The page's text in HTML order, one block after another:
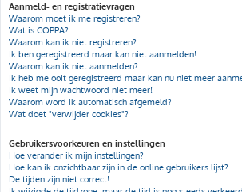
Aanmeld- en registratievragen
Waarom moet ik me registreren?
Wat is COPPA?
Waarom kan ik niet registreren?
Ik ben geregistreerd maar kan niet aanmelden!
Waarom kan ik niet aanmelden?
Ik heb me ooit geregistreerd maar kan nu niet meer
Ik weet mijn wachtwoord niet meer!
Waarom word ik automatisch afgemeld?
Wat doet "verwijder cookies"?
Gebruikersvoorkeuren en instellingen
Hoe verander ik mijn instellingen?
Hoe kan ik onzichtbaar zijn in de online gebruikers lijst?
De tijden zijn niet correct!